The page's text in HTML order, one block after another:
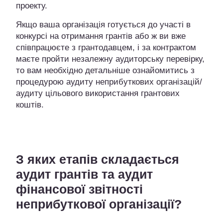
проекту.
Якщо ваша організація готується до участі в
конкурсі на отримання грантів або ж ви вже
співпрацюєте з грантодавцем, і за контрактом
маєте пройти незалежну аудиторську перевірку,
то вам необхідно детальніше ознайомитись з
процедурою аудиту неприбуткових організацій/
аудиту цільового використання грантових
коштів.
З яких етапів складається
аудит грантів та аудит
фінансової звітності
неприбуткової організації?